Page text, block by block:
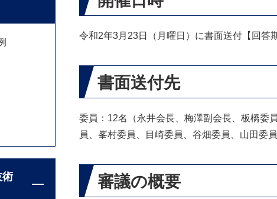
令和2年3月23日（月曜日）に書面送付【回答
書面送付先
委員：12名（永井会長、梅澤副会長、板橋委
員、峯村委員、目崎委員、谷畑委員、山田委員
審議の概要
術